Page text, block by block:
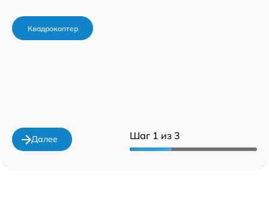
Шаг 1 из 3
Квадрокоптер
Далее